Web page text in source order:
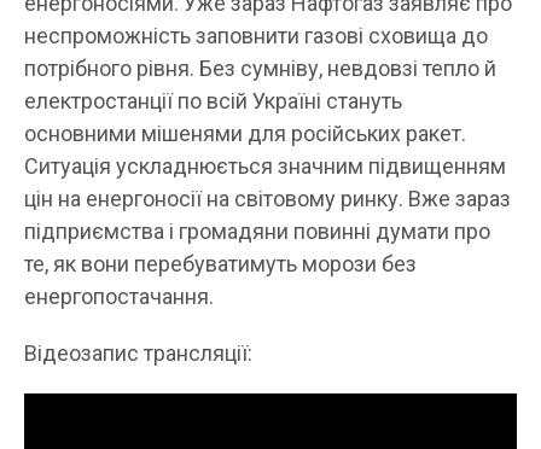
неспроможність заповнити газові сховища до
потрібного рівня. Без сумніву, невдовзі тепло й
електростанції по всій Україні стануть
основними мішенями для російських ракет.
Ситуація ускладнюється значним підвищенням
цін на енергоносії на світовому ринку. Вже зараз
підприємства і громадяни повинні думати про
те, як вони перебуватимуть морози без
енергопостачання.
Відеозапис трансляції: